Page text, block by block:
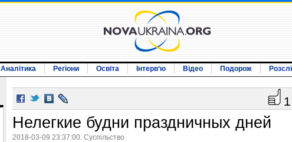
Аналітика Регіони Освіта Інтерв‘ю Відео Подорож
1
Нелегкие будни праздничных дней
2018-03-09 23:37:00. Суспільство